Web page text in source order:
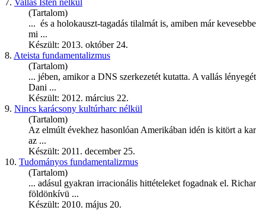
7. Vallás Isten nélkül
(Tartalom)
... és a holokauszt-tagadás tilalmát is, amiben már
mi ...
Készült: 2013. október 24.
8. Ateista fundamentalizmus
(Tartalom)
... jében, amikor a DNS szerkezetét kutatta. A vallás
Dani ...
Készült: 2012. március 22.
9. Nincs karácsony kultúrharc nélkül
(Tartalom)
Az elmúlt évekhez hasonlóan Amerikában idén is kitört a
az ...
Készült: 2011. december 25.
10. Tudományos fundamentalizmus
(Tartalom)
... adásul gyakran irracionális hittételeket fogadnak el.
földönkívü ...
Készült: 2010. május 20.